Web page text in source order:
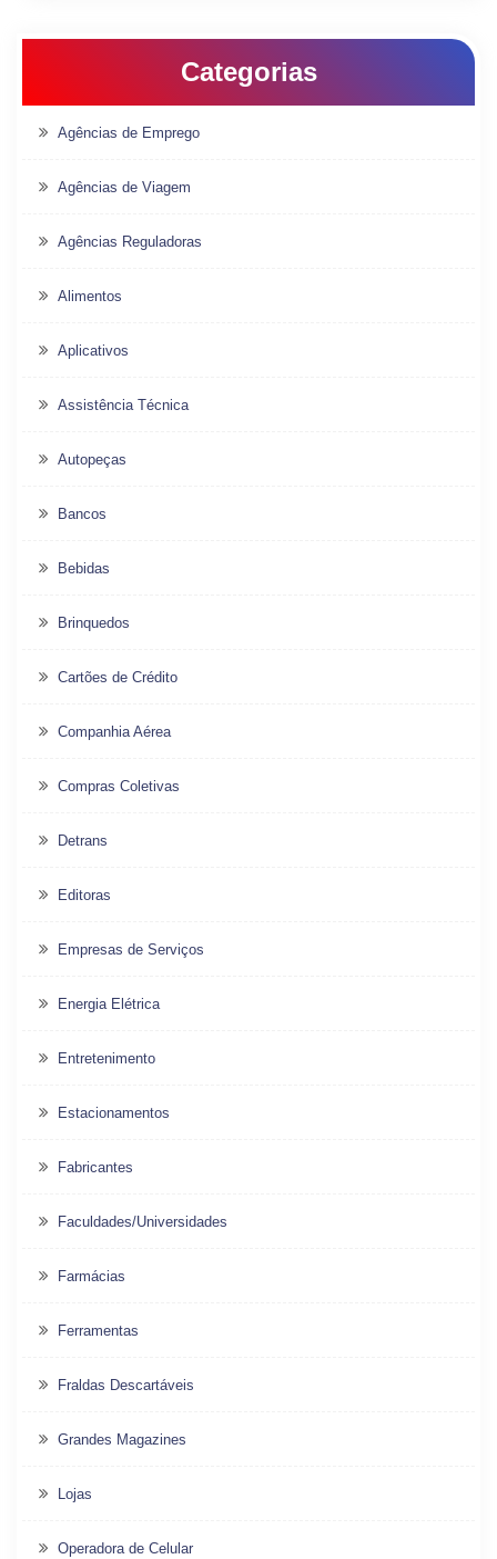
Categorias
Agências de Emprego
Agências de Viagem
Agências Reguladoras
Alimentos
Aplicativos
Assistência Técnica
Autopeças
Bancos
Bebidas
Brinquedos
Cartões de Crédito
Companhia Aérea
Compras Coletivas
Detrans
Editoras
Empresas de Serviços
Energia Elétrica
Entretenimento
Estacionamentos
Fabricantes
Faculdades/Universidades
Farmácias
Ferramentas
Fraldas Descartáveis
Grandes Magazines
Lojas
Operadora de Celular